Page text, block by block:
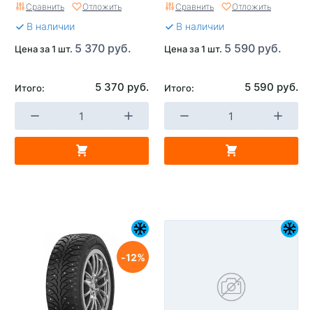
Сравнить Отложить
В наличии
Цена за 1 шт. 5 370 руб.
Итого: 5 370 руб.
Сравнить Отложить
В наличии
Цена за 1 шт. 5 590 руб.
Итого: 5 590 руб.
12